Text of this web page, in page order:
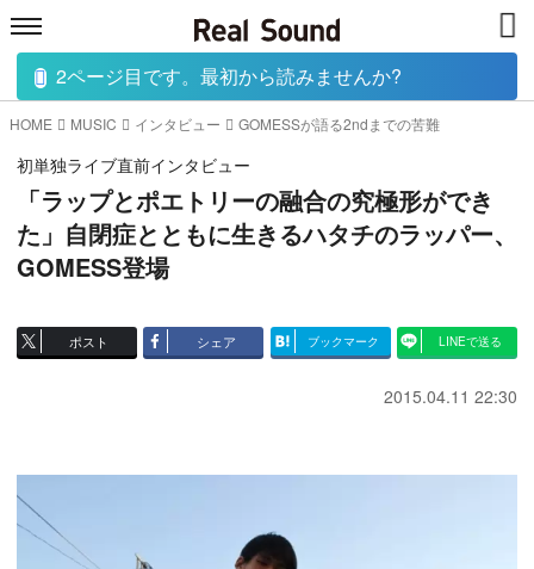
HOME MUSIC MOVIE TECH
HOME MUSIC インタビュー GOMESSが語る2ndまでの苦難
初単独ライブ直前インタビュー
「ラップとポエトリーの融合の究極形ができ
た」自閉症とともに生きるハタチのラッパー、
GOMESS登場
ポスト シェア ブックマーク LINEで送る
2015.04.11 22:30
2ページ目です。最初から読みませんか?